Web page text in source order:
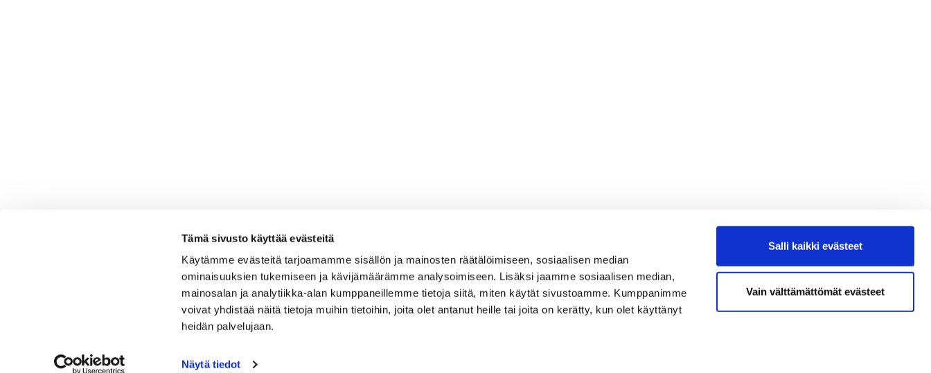
Tämä sivusto käyttää evästeitä
Käytämme evästeitä tarjoamamme sisällön ja mainosten räätälöimiseen, sosiaalisen median
ominaisuuksien tukemiseen ja kävijämäärämme analysoimiseen. Lisäksi jaamme sosiaalisen median,
mainosalan ja analytiikka-alan kumppaneillemme tietoja siitä, miten käytät sivustoamme. Kumppanimme
voivat yhdistää näitä tietoja muihin tietoihin, joita olet antanut heille tai joita on kerätty, kun olet käyttänyt
heidän palvelujaan.
Näytä tiedot
Salli kaikki evästeet
Vain välttämättömät evästeet